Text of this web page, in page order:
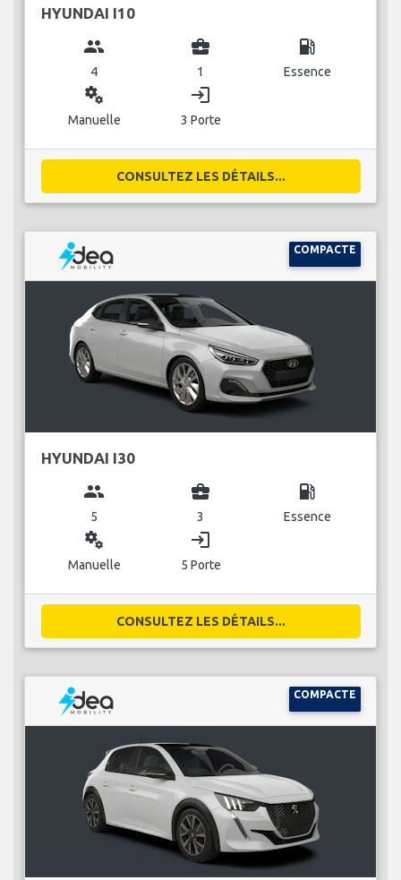
HYUNDAI I10
group
4
business_center
1
local_gas_station
Essence
miscellaneous_services
Manuelle
login
3 Porte
CONSULTEZ LES DÉTAILS...
COMPACTE
HYUNDAI I30
group
5
business_center
3
local_gas_station
Essence
miscellaneous_services
Manuelle
login
5 Porte
CONSULTEZ LES DÉTAILS...
COMPACTE